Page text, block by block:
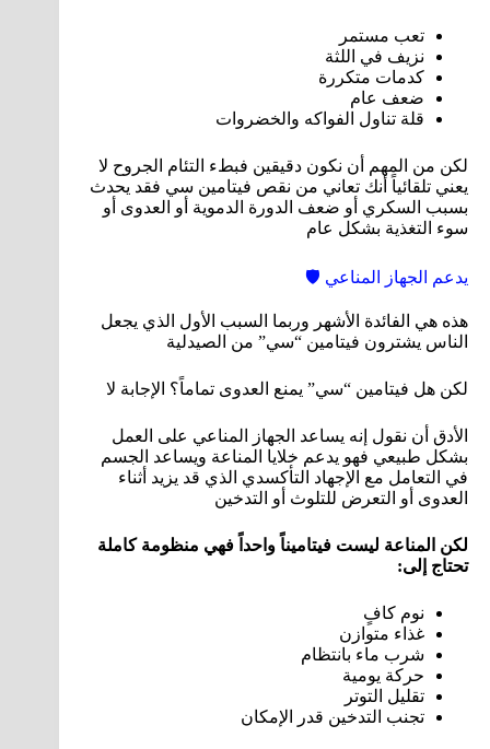
تعب مستمر
نزيف في اللثة
كدمات متكررة
ضعف عام
قلة تناول الفواكه والخضروات
لكن من المهم أن نكون دقيقين فبطء التئام الجروح لا
يعني تلقائياً أنك تعاني من نقص فيتامين سي فقد يحدث
بسبب السكري أو ضعف الدورة الدموية أو العدوى أو
سوء التغذية بشكل عام
يدعم الجهاز المناعي 🛡️
هذه هي الفائدة الأشهر وربما السبب الأول الذي يجعل
الناس يشترون فيتامين “سي” من الصيدلية
لكن هل فيتامين “سي” يمنع العدوى تماماً؟ الإجابة لا
الأدق أن نقول إنه يساعد الجهاز المناعي على العمل
بشكل طبيعي فهو يدعم خلايا المناعة ويساعد الجسم
في التعامل مع الإجهاد التأكسدي الذي قد يزيد أثناء
العدوى أو التعرض للتلوث أو التدخين
لكن المناعة ليست فيتاميناً واحداً فهي منظومة كاملة
تحتاج إلى:
نوم كافٍ
غذاء متوازن
شرب ماء بانتظام
حركة يومية
تقليل التوتر
تجنب التدخين قدر الإمكان